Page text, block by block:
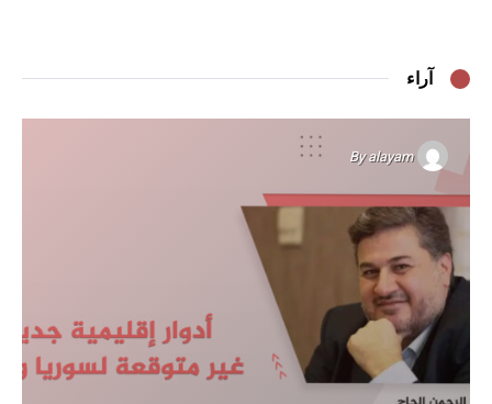
آراء
Byalayam